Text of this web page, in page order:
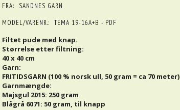
FRA:
SANDNES GARN
MODEL/VARENR.: TEMA 19-16A+B - PDF
Filtet pude med knap.
Størrelse etter filtning:
40 x 40 cm
Garn:
FRITIDSGARN (100 % norsk ull, 50 gram = ca 70 meter)
Garnmængde:
Majsgul 2015: 250 gram
Blågrå 6071: 50 gram, til knapp